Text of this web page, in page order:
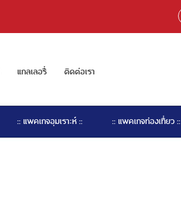
แกลเลอรี่ ติดต่อเรา
:: แพคเกจอุมเราะห์ :: :: แพคเกจท่องเที่ยว ::